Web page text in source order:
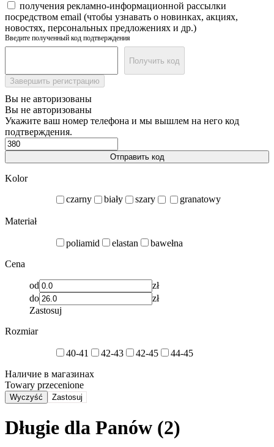
получения рекламно-информационной рассылки
посредством email (чтобы узнавать о новинках, акциях,
новостях, персональных предложениях и др.)
Введите полученный код подтверждения
Получить код
Завершить регистрацию
Вы не авторизованы
Вы не авторизованы
Укажите ваш номер телефона и мы вышлем на него код
подтверждения.
Отправить код
Kolor
czarny
biały szary granatowy
Materiał
poliamid elastan
bawełna
Cena
od
zł
do
zł
Zastosuj
Rozmiar
40-41 42-43 42-45
44-45
Наличие в магазинах
Towary przecenione
Wyczyść Zastosuj
Długie dla Panów (2)